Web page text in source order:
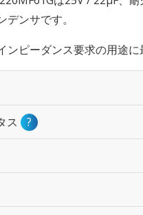
デンサです。
ンピーダンス要求の用途に
ス ?